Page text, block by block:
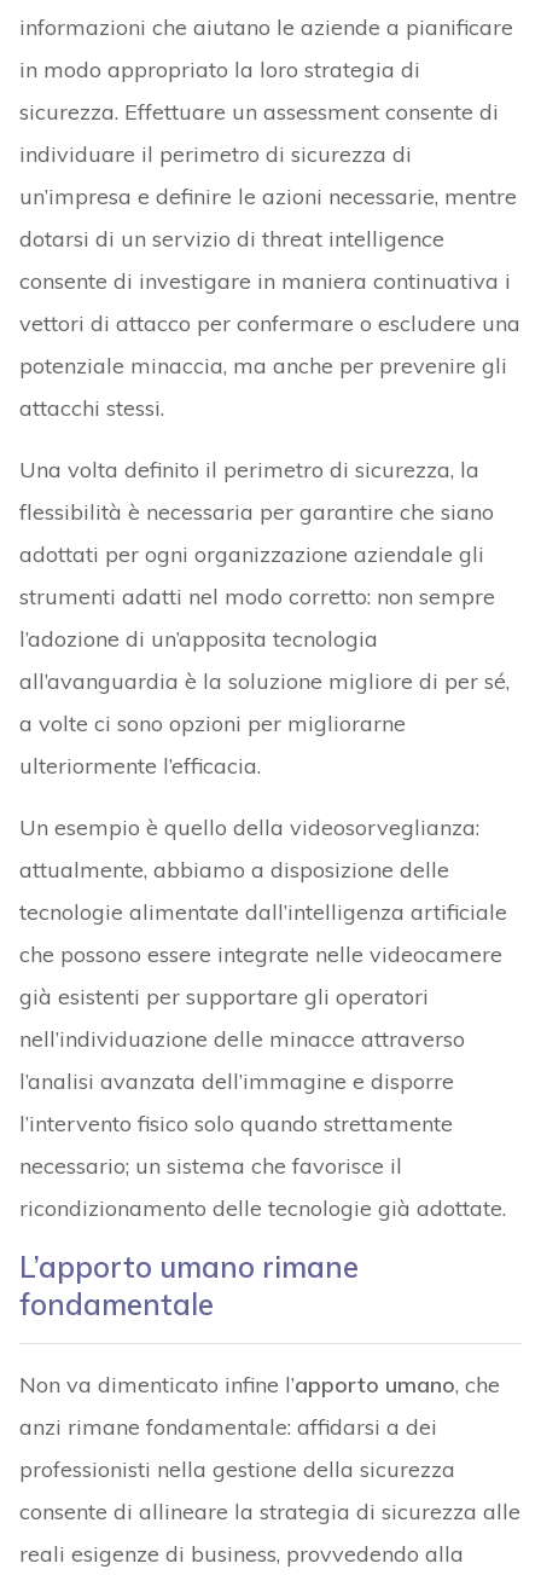
informazioni che aiutano le aziende a pianificare
in modo appropriato la loro strategia di
sicurezza. Effettuare un assessment consente di
individuare il perimetro di sicurezza di
un’impresa e definire le azioni necessarie, mentre
dotarsi di un servizio di threat intelligence
consente di investigare in maniera continuativa i
vettori di attacco per confermare o escludere una
potenziale minaccia, ma anche per prevenire gli
attacchi stessi.
Una volta definito il perimetro di sicurezza, la
flessibilità è necessaria per garantire che siano
adottati per ogni organizzazione aziendale gli
strumenti adatti nel modo corretto: non sempre
l’adozione di un’apposita tecnologia
all’avanguardia è la soluzione migliore di per sé,
a volte ci sono opzioni per migliorarne
ulteriormente l’efficacia.
Un esempio è quello della videosorveglianza:
attualmente, abbiamo a disposizione delle
tecnologie alimentate dall’intelligenza artificiale
che possono essere integrate nelle videocamere
già esistenti per supportare gli operatori
nell’individuazione delle minacce attraverso
l’analisi avanzata dell’immagine e disporre
l’intervento fisico solo quando strettamente
necessario; un sistema che favorisce il
ricondizionamento delle tecnologie già adottate.
L’apporto umano rimane
fondamentale
Non va dimenticato infine l’apporto umano, che
anzi rimane fondamentale: affidarsi a dei
professionisti nella gestione della sicurezza
consente di allineare la strategia di sicurezza alle
reali esigenze di business, provvedendo alla